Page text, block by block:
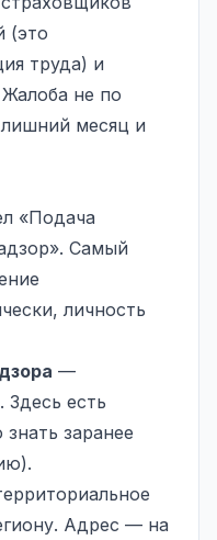
(это
труда) и
не по
месяц и
«Подача
Самый
личность
—
Здесь есть
заранее
Адрес — на